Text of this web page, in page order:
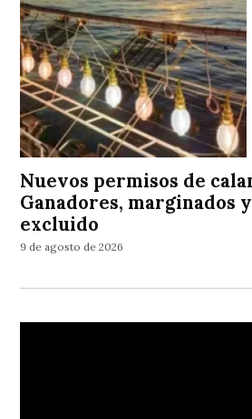
Nuevos permisos de
Ganadores, marginados
excluido
9 de agosto de 2026